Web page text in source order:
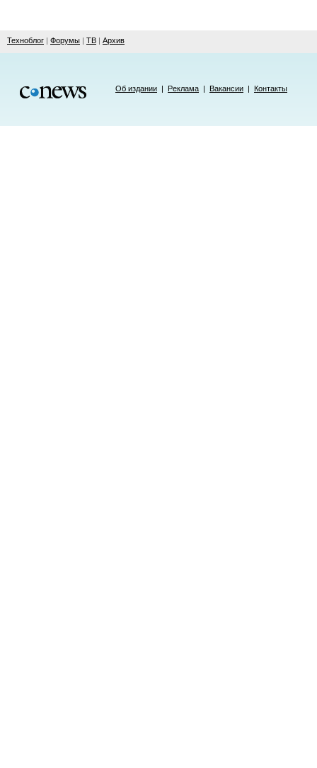
Техноблог | Форумы | ТВ | Архив
Об издании | Реклама | Вакансии | Контакты